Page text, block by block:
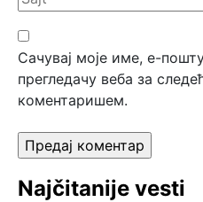
Сачувај моје име, е-
прегледачу веба за
коментаришем.
Najčitanije vesti